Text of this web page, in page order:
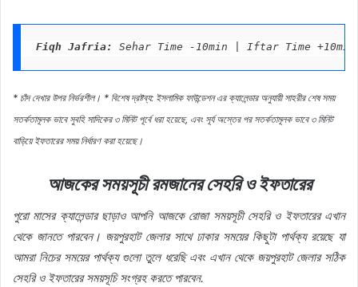
Fiqh Jafria: Sehar Time -10min | Iftar Time +10min
* চাঁদ দেখার উপর নির্ভরশীল। * বিশেষ দ্রষ্টব্য: ইসলামিক ফাউন্ডেশন এর ক্যালেন্ডার অনুযায়ী সাহরীর শেষ সময়
সতর্কতামূলক ভাবে সুবহি সাদিকের ৩ মিনিট পূর্বে ধরা হয়েছে, এবং সূর্য অস্তের পর সতর্কতামূলক ভাবে ৩ মিনিট
বাড়িয়ে ইফতারের সময় নির্ধারণ করা হয়েছে।
আজকের সময়সূচী রমজানের সেহরি ও ইফতারের
পুরো মাসের ক্যালেন্ডার ছাড়াও আপনি আজকে রোজা সময়সূচী সেহরি ও ইফতারের এখান
থেকে জানতে পারবেন। জয়পুরহাট জেলার সাথে ঢাকার সময়ের কিছুটা পার্থক্য রয়েছে যা
আমরা নিচের সময়ের পার্থক্য গুলো তুলে ধরেছি এবং এখান থেকে জয়পুরহাট জেলার সঠিক
সেহরি ও ইফতারের সময়সূচি সংগ্রহ করতে পারবেন.